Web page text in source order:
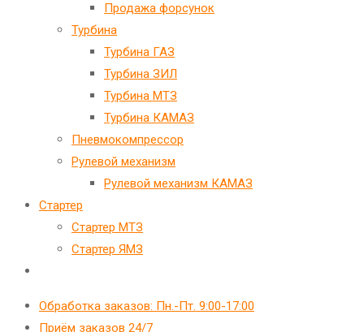
Продажа форсунок
Турбина
Турбина ГАЗ
Турбина ЗИЛ
Турбина МТЗ
Турбина КАМАЗ
Пневмокомпрессор
Рулевой механизм
Рулевой механизм КАМАЗ
Стартер
Стартер МТЗ
Стартер ЯМЗ
по
Обработка заказов: Пн.-Пт. 9:00-17:00
Приём заказов 24/7